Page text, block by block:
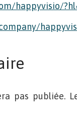
happyvisio/
pas publiée.